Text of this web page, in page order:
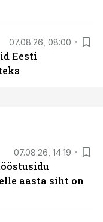
07.08.26, 08:00
Eesti
07.08.26, 14:19
aasta siht on